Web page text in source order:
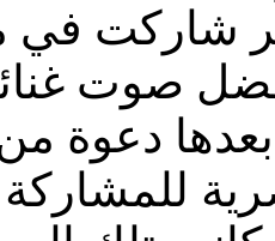
شاركت في
صوت
لتتـلقى بعدها